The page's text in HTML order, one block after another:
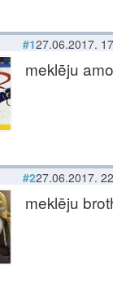
#127.06.2017.
meklēju
#227.06.2017.
meklēju